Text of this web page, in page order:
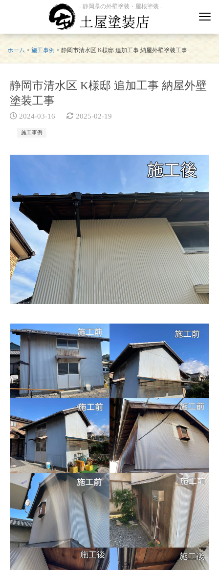
- 静岡県の外壁塗装・屋根塗装 -
ホーム > 施工事例 > 静岡市清水区 K様邸 追加工事 納屋外壁塗装工事
静岡市清水区 K様邸 追加工事 納屋外壁
塗装工事
2024-03-16 2025-02-19
施工事例